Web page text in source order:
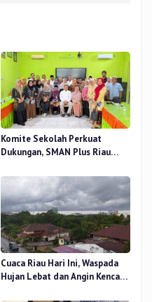
Komite Sekolah Perkuat
Dukungan, SMAN Plus Riau
Pendidikan
Cuaca Riau Hari Ini, Waspada
Hujan Lebat dan Angin Kencang